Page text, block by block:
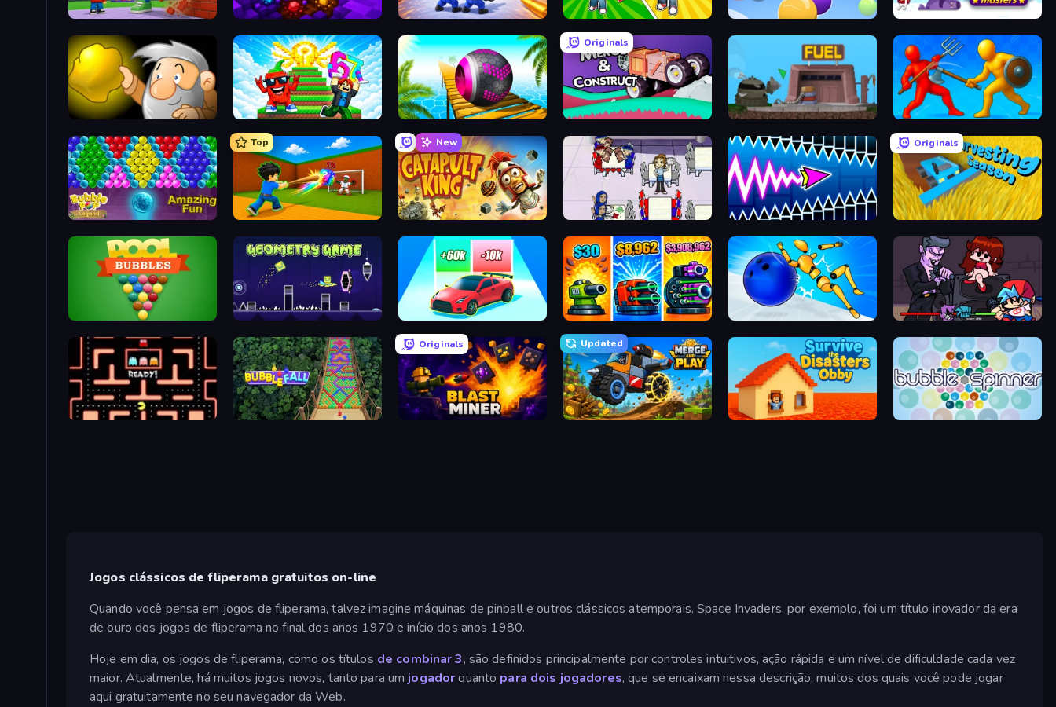
Obby: +1 Click Wall Breaker Obby: Dig Down Battle Brigade Obby: Gym Simulator, Escape Smarty Bubbles Bouncemasters
Gold Miner Run and Jump for Brainrot Rolling Balls Sea Race
Originals
Merge & Construct Motherload Epic Sword Battle! Fight in Arena
Bubble Pop Legend
Top
Baseball For Brainrot
New
Catapult King Diner Dash Wave Dash: Geometry Arrow
Originals
Harvesting Season
Geometry Game Upgrade the Supercar 3D Pumpkin Defense: Merge Cannon Playground Man! Ragdoll Show! Friday Night Funkin'
Pacman Bubble Fall
Originals
Blast Miner
Updated
Merge and Play Survive the Disasters: Obby Bubble Spinner
Jogos clássicos de fliperama gratuitos on-line
Quando você pensa em jogos de fliperama, talvez imagine máquinas de pinball e outros clássicos atemporais. Space Invaders, por exemplo, foi um título inovador da era
de ouro dos jogos de fliperama no final dos anos 1970 e início dos anos 1980.
Hoje em dia, os jogos de fliperama, como os títulos de combinar 3, são definidos principalmente por controles intuitivos, ação rápida e um nível de dificuldade cada vez
maior. Atualmente, há muitos jogos novos, tanto para um jogadorquanto para dois jogadores, que se encaixam nessa descrição, muitos dos quais você pode jogar
aqui gratuitamente no seu navegador da Web.